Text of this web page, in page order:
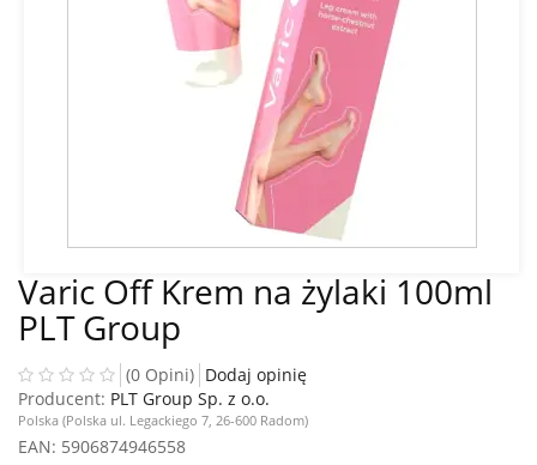
Varic Off Krem na żylaki 100ml
PLT Group
(0 Opini) Dodaj opinię
Producent: PLT Group Sp. z o.o.
Polska (Polska ul. Legackiego 7, 26-600 Radom)
EAN: 5906874946558